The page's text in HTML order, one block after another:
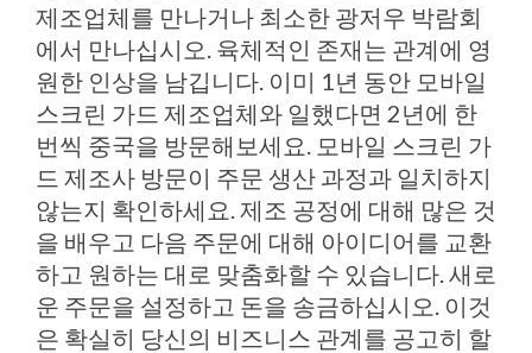
제조업체를 만나거나 최소한 광저우 박람회
에서 만나십시오. 육체적인 존재는 관계에 영
원한 인상을 남깁니다. 이미 1년 동안 모바일
스크린 가드 제조업체와 일했다면 2년에 한
번씩 중국을 방문해보세요. 모바일 스크린 가
드 제조사 방문이 주문 생산 과정과 일치하지
않는지 확인하세요. 제조 공정에 대해 많은 것
을 배우고 다음 주문에 대해 아이디어를 교환
하고 원하는 대로 맞춤화할 수 있습니다. 새로
운 주문을 설정하고 돈을 송금하십시오. 이것
은 확실히 당신의 비즈니스 관계를 공고히 할